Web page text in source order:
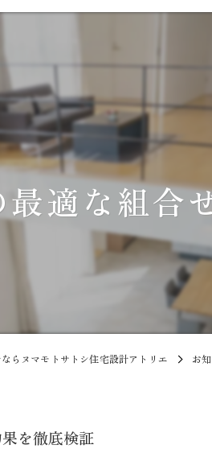
適な組合
らヌマモトサトシ住宅設計アトリエ お
を徹底検証